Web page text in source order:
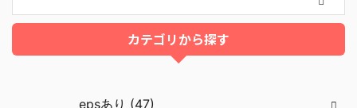
カテゴリから探す
epsあり (47)